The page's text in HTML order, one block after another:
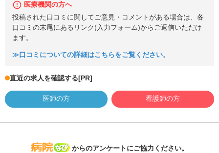
医療機関の方へ
投稿された口コミに関してご意見・コメントがある場合は、各
口コミの末尾にあるリンク(入力フォーム)からご返信いただけ
ます。
≫口コミについての詳細はこちらをご覧ください。
直近の求人を確認する[PR]
医師の方 看護師の方
病院なび
からのアンケートにご協力ください。